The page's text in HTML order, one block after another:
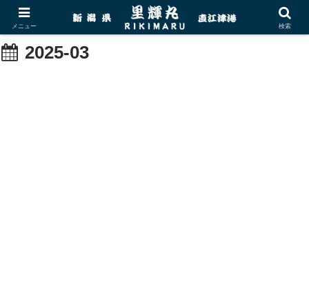
2025-03
メニュー 検索